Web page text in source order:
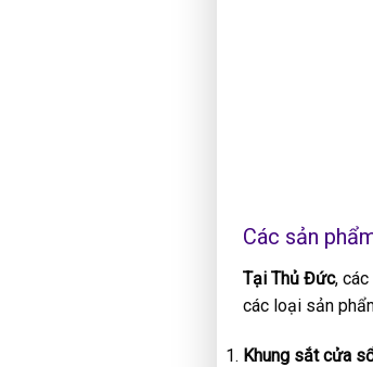
Các sản
Tại Thủ Đức,
các loại sản
Khung sắt cửa